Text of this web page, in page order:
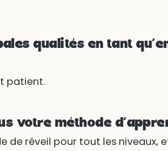
qualités en tant
patient.
votre méthode
de réveil pour tout les niveaux,